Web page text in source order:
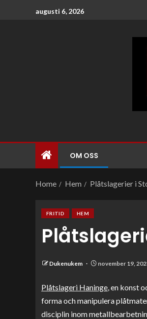
augusti 6, 2026
OM OSS
Home Hem Plåtslagerier i
FRITID HEM
Dukenukem november 19,
Plåtslageri Haninge, en konst
forma och manipulera
disciplin inom